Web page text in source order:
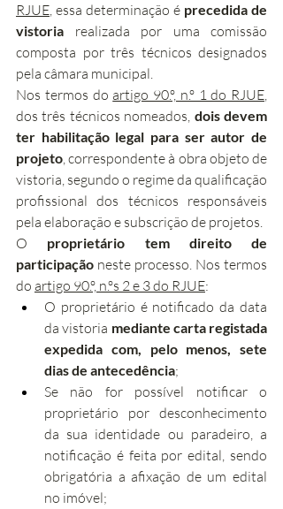
RJUE, essa determinação é precedida de
vistoria realizada por uma comissão
composta por três técnicos designados
pela câmara municipal.
Nos termos do artigo 90.º, n.º 1 do RJUE,
dos três técnicos nomeados, dois devem
ter habilitação legal para ser autor de
projeto, correspondente à obra objeto de
vistoria, segundo o regime da qualificação
profissional dos técnicos responsáveis
pela elaboração e subscrição de projetos.
O proprietário tem direito de
participação neste processo. Nos termos
do artigo 90.º, n.ºs 2 e 3 do RJUE:
O proprietário é notificado da data
da vistoria mediante carta registada
expedida com, pelo menos, sete
dias de antecedência;
Se não for possível notificar o
proprietário por desconhecimento
da sua identidade ou paradeiro, a
notificação é feita por edital, sendo
obrigatória a afixação de um edital
no imóvel;